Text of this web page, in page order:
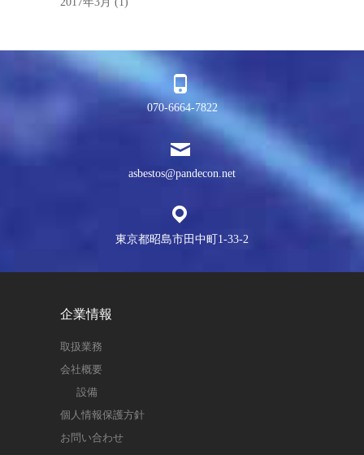
070-6664-7822
asbestos@pandecon.net
東京都昭島市田中町1-33-2
企業情報
取扱業務
会社概要
設備
個人情報保護方針
お問い合わせ